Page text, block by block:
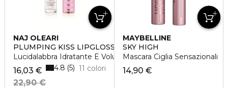
NAJ OLEARI
PLUMPING KISS LIPGLOSS
Lucidalabbra Idratante E Volumizzante
16,03 €
22,90 €
11 colori
4.8 5
MAYBELLINE
SKY HIGH
Mascara Ciglia Sensazionali
14,90 €